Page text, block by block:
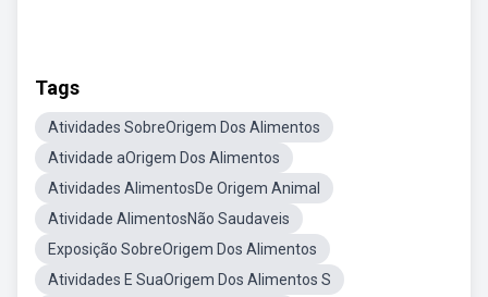
Tags
Atividades SobreOrigem Dos Alimentos
Atividade aOrigem Dos Alimentos
Atividades AlimentosDe Origem Animal
Atividade AlimentosNão Saudaveis
Exposição SobreOrigem Dos Alimentos
Atividades E SuaOrigem Dos Alimentos S